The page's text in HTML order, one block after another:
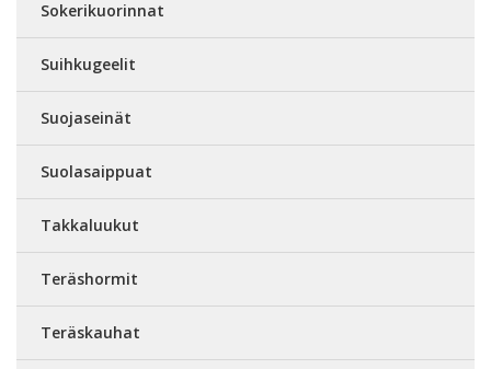
Sokerikuorinnat
Suihkugeelit
Suojaseinät
Suolasaippuat
Takkaluukut
Teräshormit
Teräskauhat